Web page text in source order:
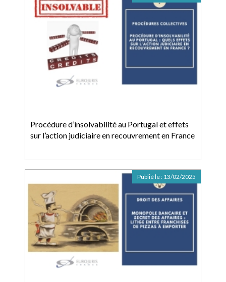
Procédure d’insolvabilité au Portugal et effets
sur l’action judiciaire en recouvrement en France
Publié le : 13/02/2025